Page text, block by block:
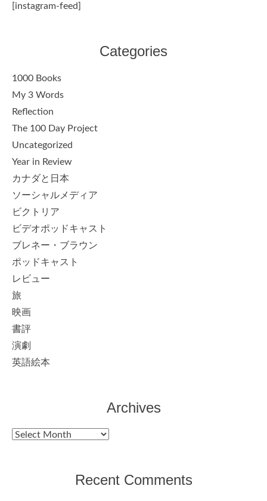
[instagram-feed]
Categories
1000 Books
My 3 Words
Reflection
The 100 Day Project
Uncategorized
Year in Review
カナダと日本
ソーシャルメディア
ビクトリア
ビデオポッドキャスト
ブレネー・ブラウン
ポッドキャスト
レビュー
旅
映画
書評
演劇
英語絵本
Archives
Archives
Recent Comments